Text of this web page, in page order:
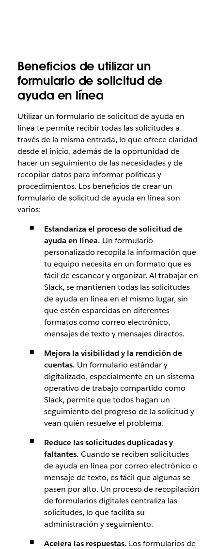
Beneficios de utilizar un
formulario de solicitud de
ayuda en línea
Utilizar un formulario de solicitud de ayuda en
línea te permite recibir todas las solicitudes a
través de la misma entrada, lo que ofrece claridad
desde el inicio, además de la oportunidad de
hacer un seguimiento de las necesidades y de
recopilar datos para informar políticas y
procedimientos. Los beneficios de crear un
formulario de solicitud de ayuda en línea son
varios:
Estandariza el proceso de solicitud de
ayuda en línea. Un formulario
personalizado recopila la información que
tu equipo necesita en un formato que es
fácil de escanear y organizar. Al trabajar en
Slack, se mantienen todas las solicitudes
de ayuda en línea en el mismo lugar, sin
que estén esparcidas en diferentes
formatos como correo electrónico,
mensajes de texto y mensajes directos.
Mejora la visibilidad y la rendición de
cuentas. Un formulario estándar y
digitalizado, especialmente en un sistema
operativo de trabajo compartido como
Slack, permite que todos hagan un
seguimiento del progreso de la solicitud y
vean quién resuelve el problema.
Reduce las solicitudes duplicadas y
faltantes. Cuando se reciben solicitudes
de ayuda en línea por correo electrónico o
mensaje de texto, es fácil que algunas se
pasen por alto. Un proceso de recopilación
de formularios digitales centraliza las
solicitudes, lo que facilita su
administración y seguimiento.
Acelera las respuestas. Los formularios de